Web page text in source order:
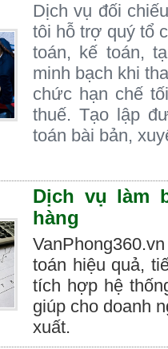
Dịch vụ đối
tôi hỗ trợ quý tổ
toán, kế toán,
minh bạch khi
chức hạn chế
thuế. Tạo lập
toán bài bản,
Dịch vụ làm
hàng
toán hiệu quả,
tích hợp hệ
giúp cho doanh
xuất.